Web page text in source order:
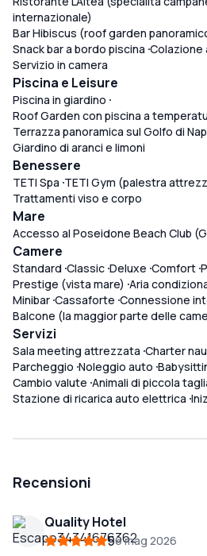
internazionale)
Bar Hibiscus (roof garden
Snack bar a bordo piscina Colazione
Servizio in camera
Piscina e Leisure
Piscina in giardino
Roof Garden con piscina a
Terrazza panoramica sul Golfo di
Giardino di aranci e limoni
Benessere
TETI Spa TETI Gym (palestra
Trattamenti viso e corpo
Mare
Accesso al Poseidone Beach Club
Camere
Standard Classic Deluxe Comfort
Prestige (vista mare) Aria
Minibar Cassaforte Connessione
Balcone (la maggior parte delle
Servizi
Sala meeting attrezzata Charter
Parcheggio Noleggio auto
Cambio valute Animali di piccola
Stazione di ricarica auto elettrica
Recensioni
Quality Hotel
56 mag 2026